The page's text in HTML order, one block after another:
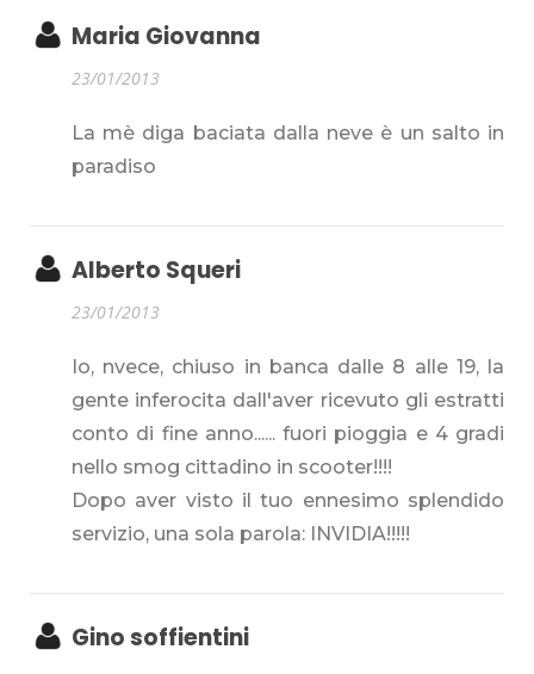
Maria Giovanna
23/01/2013
La mè diga baciata dalla neve è un salto in
paradiso
Alberto Squeri
23/01/2013
Io, nvece, chiuso in banca dalle 8 alle 19, la
gente inferocita dall'aver ricevuto gli estratti
conto di fine anno...... fuori pioggia e 4 gradi
nello smog cittadino in scooter!!!!
Dopo aver visto il tuo ennesimo splendido
servizio, una sola parola: INVIDIA!!!!!
Gino soffientini